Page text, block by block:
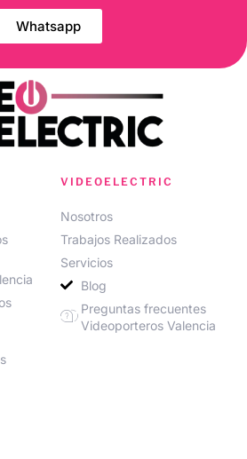
Whatsapp
VIDEOELECTRIC
Nosotros
Trabajos Realizados
Servicios
Blog
Preguntas frecuentes
Videoporteros Valencia